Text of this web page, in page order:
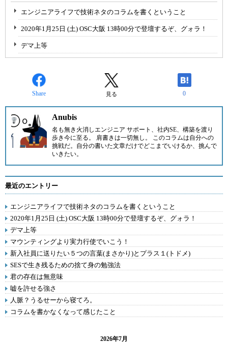
エンジニアライフで技術ネタのコラムを書くということ
2020年1月25日 (土) OSC大阪 13時00分で登壇するぞ、グォラ！
デマ上等
Share 見る 0
Anubis
名も無き火消しエンジニア サポート、社内SE、構築を渡り
歩き今に至る。 肩書きは一切無し。 このコラムは自分への
挑戦だ。自分の書いた文章だけでどこまでいけるか、挑んで
いきたい。
最近のエントリー
エンジニアライフで技術ネタのコラムを書くということ
2020年1月25日 (土) OSC大阪 13時00分で登壇するぞ、グォラ！
デマ上等
マウンティングより実力行使でいこう！
新入社員に送りたい５つの言葉(まさかり)とプラス１(トドメ)
SESで生き残るための捨て身の勉強法
君の存在は無意味
嘘を許せる強さ
人脈？うるせーから寝てろ。
コラムを書かなくなって感じたこと
2026年7月